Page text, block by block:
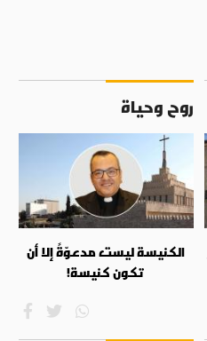
روح وحياة
الكنيسة ليست مدعوّةً إلا أن
تكون كنيسة!